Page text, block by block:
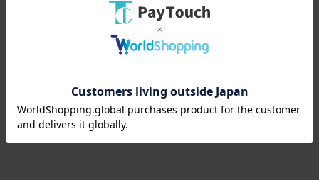
肘をついたり置いたり
するのに丁度よい高さ
の背もたれ